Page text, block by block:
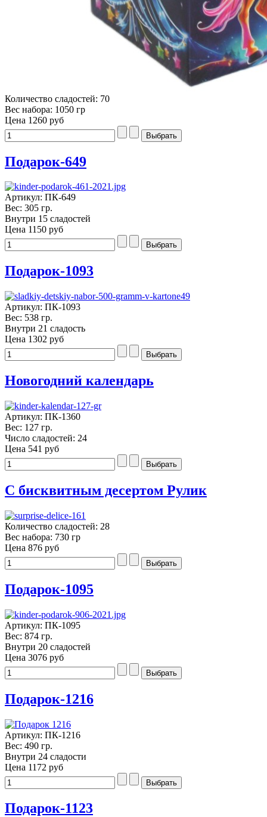
Количество сладостей: 70
Вес набора: 1050 гр
Цена 1260 руб
Подарок-649
Артикул: ПК-649
Вес: 305 гр.
Внутри 15 сладостей
Цена 1150 руб
Подарок-1093
Артикул: ПК-1093
Вес: 538 гр.
Внутри 21 сладость
Цена 1302 руб
Новогодний календарь
Артикул: ПК-1360
Вес: 127 гр.
Число сладостей: 24
Цена 541 руб
С бисквитным десертом Рулик
Количество сладостей: 28
Вес набора: 730 гр
Цена 876 руб
Подарок-1095
Артикул: ПК-1095
Вес: 874 гр.
Внутри 20 сладостей
Цена 3076 руб
Подарок-1216
Артикул: ПК-1216
Вес: 490 гр.
Внутри 24 сладости
Цена 1172 руб
Подарок-1123